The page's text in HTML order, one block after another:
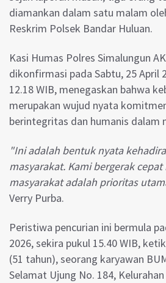
diamankan dalam satu malam
Reskrim Polsek Bandar Huluan.
Kasi Humas Polres Simalungun
dikonfirmasi pada Sabtu, 25 April
12.18 WIB, menegaskan bahwa
merupakan wujud nyata
berintegritas dan humanis dalam
"Ini adalah bentuk nyata
masyarakat. Kami bergerak
masyarakat adalah prioritas
Verry Purba.
Peristiwa pencurian ini bermula
2026, sekira pukul 15.40 WIB,
(51 tahun), seorang karyawan
Selamat Ujung No. 184,